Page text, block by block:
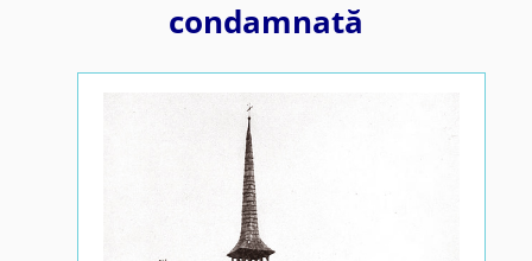
condamnată